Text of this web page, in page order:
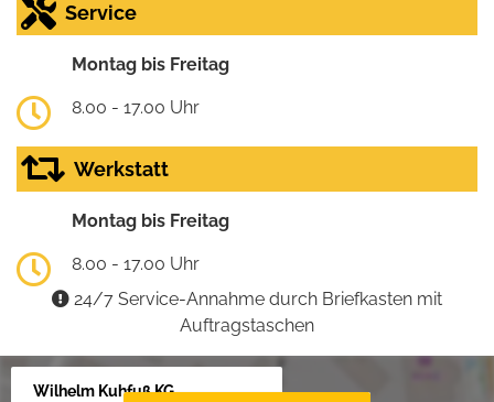
Service
Montag bis Freitag
8.00 - 17.00 Uhr
Werkstatt
Montag bis Freitag
8.00 - 17.00 Uhr
24/7 Service-Annahme durch Briefkasten mit
Auftragstaschen
Wilhelm Kuhfuß KG